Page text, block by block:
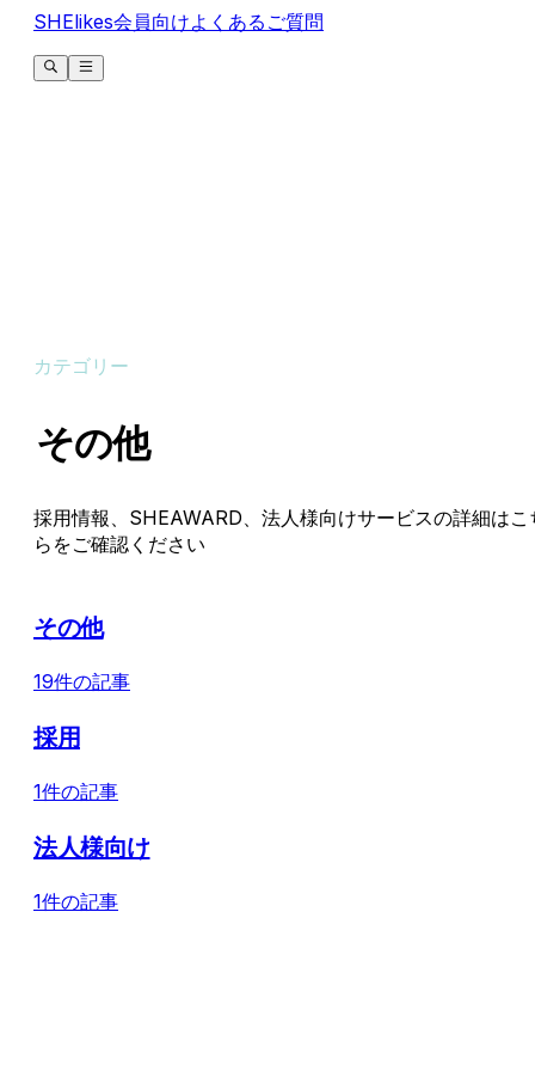
SHElikes会員向けよくあるご質問
カテゴリー
その他
採用情報、SHEAWARD、法人様向けサービスの詳細はこ
らをご確認ください
その他
19件の記事
採用
1件の記事
法人様向け
1件の記事